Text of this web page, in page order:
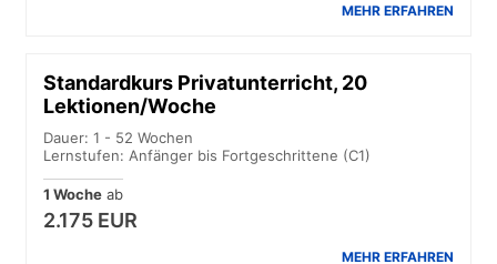
MEHR ERFAHREN
Standardkurs Privatunterricht, 20
Lektionen/Woche
Dauer: 1 - 52 Wochen
Lernstufen: Anfänger bis Fortgeschrittene (C1)
1 Woche ab
2.175 EUR
MEHR ERFAHREN